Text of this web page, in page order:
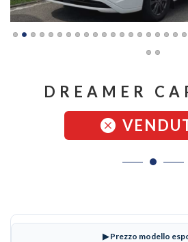
DREAMER
▶ Prezzo modello